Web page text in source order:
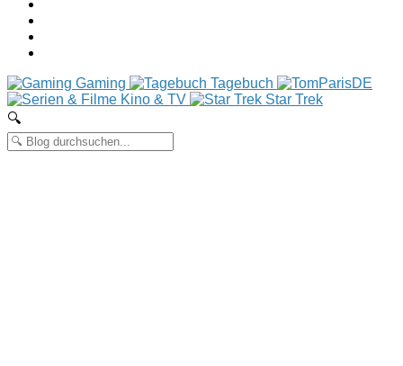
Gaming
Tagebuch
Kino & TV
Star Trek
🔍